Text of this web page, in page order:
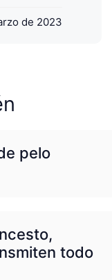
de 2023
pelo
todo